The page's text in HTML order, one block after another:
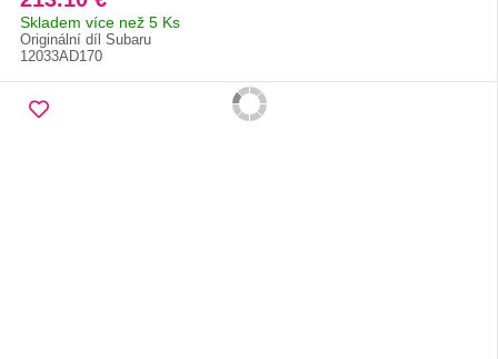
Skladem více než 5 Ks
Originální díl Subaru
12033AD170